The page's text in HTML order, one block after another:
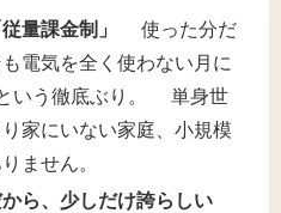
量課金制」
使った分だ
電気を全く使わない月に
いう徹底ぶり。 単身世
家にいない家庭、小規模
ません。
ら、少しだけ誇らしい